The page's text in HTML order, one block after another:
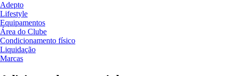
Adepto
Lifestyle
Equipamentos
Área do Clube
Condicionamento físico
Liquidação
Marcas